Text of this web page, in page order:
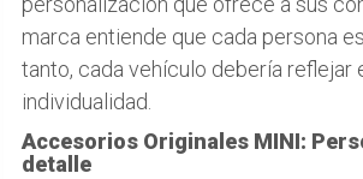
marca entiende que cada persona
tanto, cada vehículo debería reflejar
individualidad.
Accesorios Originales MINI:
detalle